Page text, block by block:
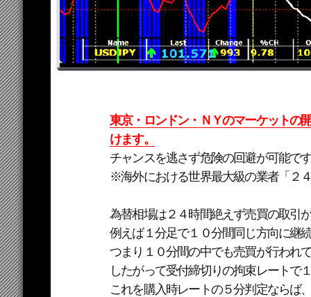
東京・ロンドン・ＮＹのマーケットの
けます。
チャンスを逃さず危険の回避が可能で
※海外における世界最大級の業者「２
為替相場は２４時間絶えず売買の取引
例えば１分足で１０分間同じ方向に継
つまり１０分間の中でも売買が行われ
したがって受付締切りの拘束レートで
これを購入時レートの５分判定ならば